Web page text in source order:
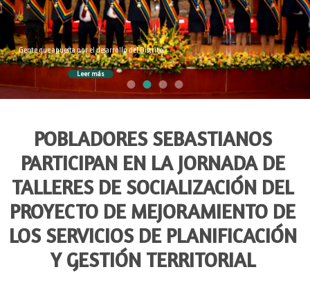
Gente que apuesta por el desarrollo del Distrito
Leer más
POBLADORES SEBASTIANOS
PARTICIPAN EN LA JORNADA DE
TALLERES DE SOCIALIZACIÓN DEL
PROYECTO DE MEJORAMIENTO DE
LOS SERVICIOS DE PLANIFICACIÓN
Y GESTIÓN TERRITORIAL